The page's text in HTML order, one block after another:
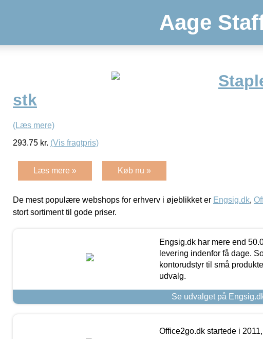
Aage
stk
(Læs mere)
293.75 kr. (Vis fragtpris)
Læs mere » Køb nu »
De mest populære webshops for erhverv i øjeblikket er Engsig.dk,
stort sortiment til gode priser.
Engsig.dk har mere end
levering indenfor få dage.
kontorudstyr til små
udvalg.
Se udvalget på
Office2go.dk startede i